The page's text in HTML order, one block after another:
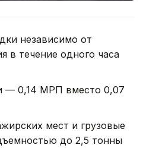
независимо от
в течение одного часа
— 0,14 МРП вместо 0,07
мест и грузовые
до 2,5 тонны